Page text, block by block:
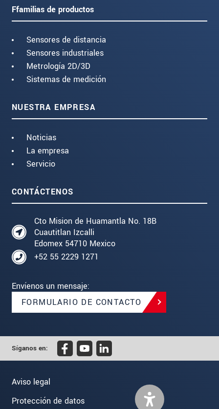
Ffamilias de productos
Sensores de distancia
Sensores industriales
Metrología 2D/3D
Sistemas de medición
NUESTRA EMPRESA
Noticias
La empresa
Servicio
CONTÁCTENOS
Cto Mision de Huamantla No. 18B
Cuautitlan Izcalli
Edomex 54710 Mexico
+52 55 2229 1271
Envíenos un mensaje:
FORMULARIO DE CONTACTO
Síganos en:
Aviso legal
Protección de datos